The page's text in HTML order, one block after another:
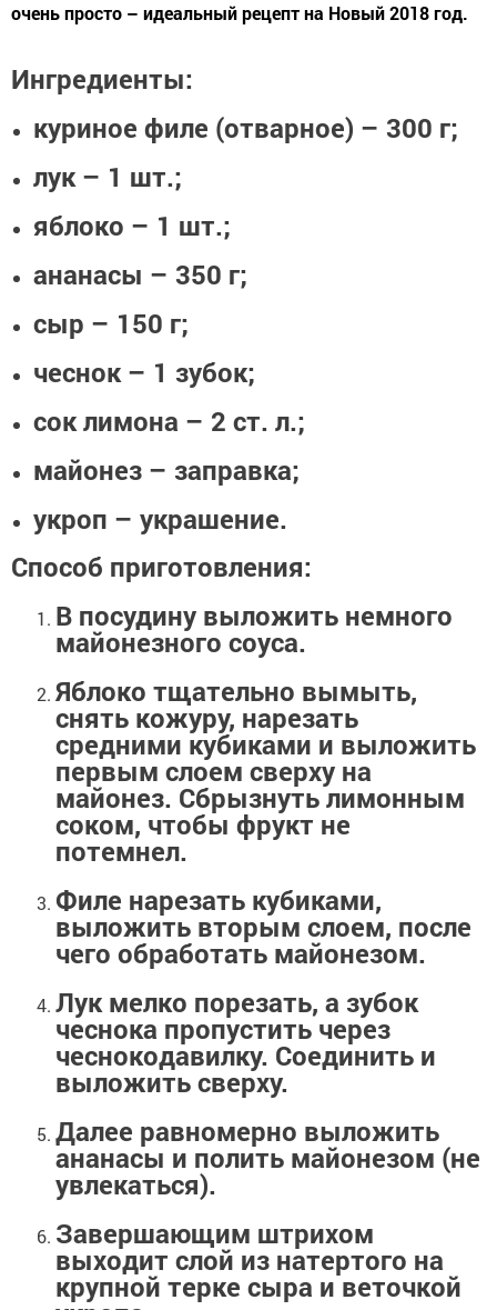
очень просто – идеальный рецепт на Новый 2018 год.
Ингредиенты:
куриное филе (отварное) – 300 г;
лук – 1 шт.;
яблоко – 1 шт.;
ананасы – 350 г;
сыр – 150 г;
чеснок – 1 зубок;
сок лимона – 2 ст. л.;
майонез – заправка;
укроп – украшение.
Способ приготовления:
В посудину выложить немного
майонезного соуса.
Яблоко тщательно вымыть,
снять кожуру, нарезать
средними кубиками и выложить
первым слоем сверху на
майонез. Сбрызнуть лимонным
соком, чтобы фрукт не
потемнел.
Филе нарезать кубиками,
выложить вторым слоем, после
чего обработать майонезом.
Лук мелко порезать, а зубок
чеснока пропустить через
чеснокодавилку. Соединить и
выложить сверху.
Далее равномерно выложить
ананасы и полить майонезом (не
увлекаться).
Завершающим штрихом
выходит слой из натертого на
крупной терке сыра и веточкой